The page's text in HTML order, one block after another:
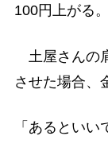
100円上がる。
土屋さんの
させた場合、
「あるといい